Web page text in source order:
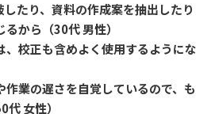
したり、資料の作成案を抽出したり
から（30代 男性）
、校正も含めよく使用するようにな
作業の遅さを自覚しているので、も
女性）